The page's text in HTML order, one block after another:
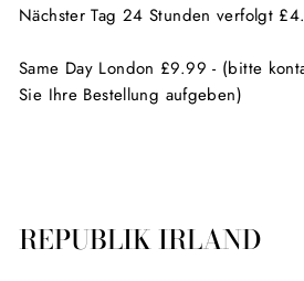
Nächster Tag 24 Stunden verfolgt
Same Day London £9.99 - (bitte
Sie Ihre Bestellung aufgeben)
REPUBLIK IRLAND